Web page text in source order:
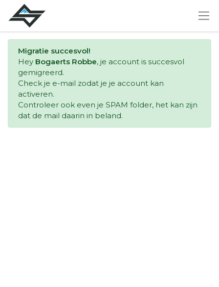
Migratie succesvol!
Hey Bogaerts Robbe, je account is succesvol
gemigreerd.
Check je e-mail zodat je je account kan
activeren.
Controleer ook even je SPAM folder, het kan zijn
dat de mail daarin in beland.